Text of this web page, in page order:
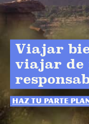
Viajar
viajar de
Haz tu parte